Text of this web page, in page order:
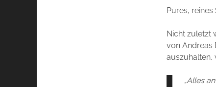
Pures,
Nicht zuletzt
von Andreas
auszuhalten,
„Alles